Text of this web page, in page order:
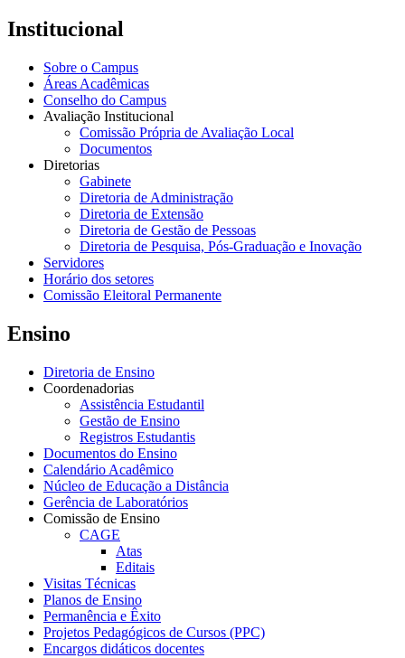
Institucional
Sobre o Campus
Áreas Acadêmicas
Conselho do Campus
Avaliação Institucional
Comissão Própria de Avaliação Local
Documentos
Diretorias
Gabinete
Diretoria de Administração
Diretoria de Extensão
Diretoria de Gestão de Pessoas
Diretoria de Pesquisa, Pós-Graduação e Inovação
Servidores
Horário dos setores
Comissão Eleitoral Permanente
Ensino
Diretoria de Ensino
Coordenadorias
Assistência Estudantil
Gestão de Ensino
Registros Estudantis
Documentos do Ensino
Calendário Acadêmico
Núcleo de Educação a Distância
Gerência de Laboratórios
Comissão de Ensino
CAGE
Atas
Editais
Visitas Técnicas
Planos de Ensino
Permanência e Êxito
Projetos Pedagógicos de Cursos (PPC)
Encargos didáticos docentes